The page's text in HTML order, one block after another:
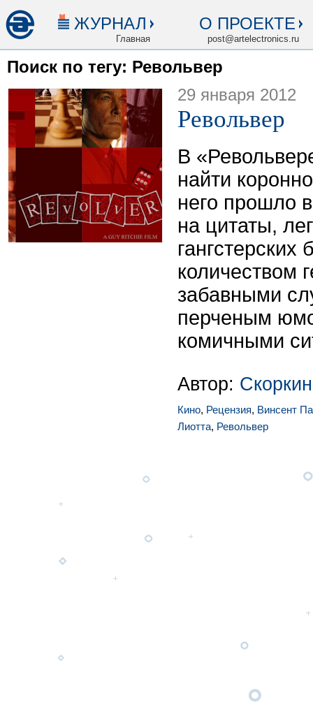
ЖУРНАЛ
Главная
О ПРОЕКТЕ
post@artelectronics.ru
Поиск по тегу: Револьвер
29 января 2012
Револьвер
В
найти
него прошло
на цитаты,
количеством
забавными
перченым
комичными
Автор:
Кино, Рецензия, Винсент
Лиотта, Револьвер